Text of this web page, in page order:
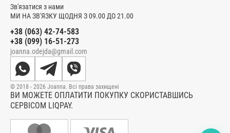
МИ НА ЗВ'ЯЗКУ ЩОДНЯ З 09.00 ДО 21.00
+38 (063) 42-74-583
+38 (099) 16-51-273
joanna.odejda@gmail.com
Зв'язатися з нами
ВИ МОЖЕТЕ ОПЛАТИТИ ПОКУПКУ СКОРИСТАВШИСЬ
СЕРВІСОМ LIQPAY.
© 2018 - 2026 Joanna. Всі права захищені